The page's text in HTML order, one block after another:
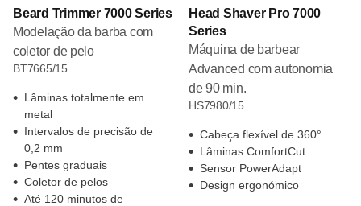
Beard Trimmer 7000 Series
Modelação da barba com
coletor de pelo
BT7665/15
Lâminas totalmente em
metal
Intervalos de precisão de
0,2 mm
Pentes graduais
Coletor de pelos
Até 120 minutos de
Head Shaver Pro 7000
Series
Máquina de barbear
Advanced com autonomia
de 90 min.
HS7980/15
Cabeça flexível de 360°
Lâminas ComfortCut
Sensor PowerAdapt
Design ergonómico